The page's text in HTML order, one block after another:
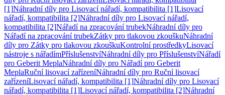
[1]Náhradní díly pro Lisovací nářadí, kompatibilita [1]Lisovací
nářadí, kompatibilita [2]Náhradní díly pro Lisovací nářadí,
kompatibilita [2]Nářadí na zpracování trubekNáhradní díly pro
Nářadí na zpracování trubekZátky pro tlakovou zkouškuNáhradní
díly pro Zátky pro tlakovou zkouškuKontrolní prostředkyLisovací
nástroje s nářadímPříslušenstvíNáhradní díly pro PříslušenstvíNářadí
pro Geberit MeplaNáhradní díly pro Nářadí pro Geberit
MeplaRuční lisovací zařízeníNáhradní díly pro Ruční lisovací
zařízeníLisovací nářadí, kompatibilita [1]Náhradní díly pro Lisovací
nářadí, kompatibilita [1]Lisovací nářadí, kompatibilita [2]Náhradní